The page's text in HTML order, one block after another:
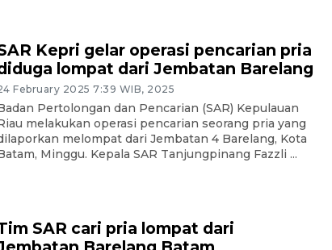
Kepri gelar operasi pencarian pria
lompat dari Jembatan Barelang
February 2025 7:39 WIB, 2025
Pertolongan dan Pencarian (SAR) Kepulauan
melakukan operasi pencarian seorang pria yang
melompat dari Jembatan 4 Barelang, Kota
Minggu. Kepala SAR Tanjungpinang Fazzli ...
SAR cari pria lompat dari